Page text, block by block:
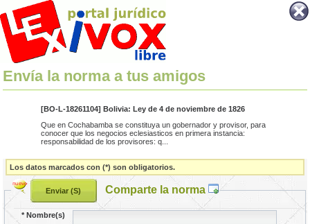
Envía la norma a tus amigos
[BO-L-18261104] Bolivia: Ley de 4 de noviembre de 1826
Que en Cochabamba se constituya un gobernador y provisor, para
conocer que los negocios eclesiasticos en primera instancia:
responsabilidad de los provisores: q...
Los datos marcados con (*) son obligatorios.
Comparte la norma
*Nombre(s)